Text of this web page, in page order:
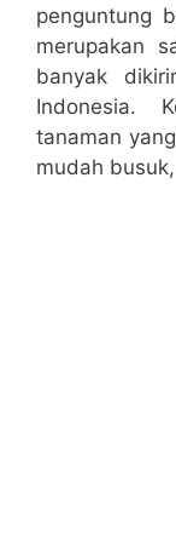
penguntung
merupakan
banyak
Indonesia.
tanaman
mudah